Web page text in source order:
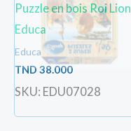
Puzzle en bois Roi Lion
Educa
Educa
TND 38.000
SKU: EDU07028